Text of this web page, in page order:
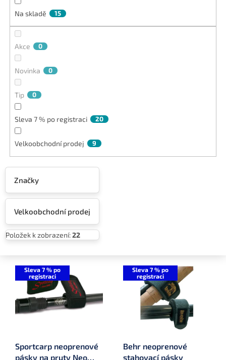
Na skladě 15
Akce 0
Novinka 0
Tip 0
Sleva 7 % po registraci 20
Velkoobchodní prodej 9
Značky
Velkoobchodní prodej
Položek k zobrazení:22
Sleva 7 % po
registraci
Sportcarp neoprenové
pásky na pruty Neo
Sleva 7 % po
registraci
Behr neoprenové
stahovací pásky